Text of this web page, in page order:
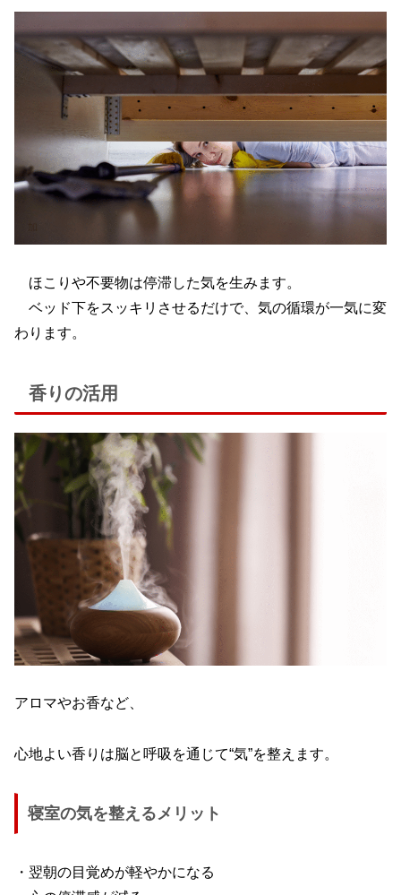
ほこりや不要物は停滞した気を生みます。
ベッド下をスッキリさせるだけで、気の循環が一気に変
わります。
香りの活用
アロマやお香など、
心地よい香りは脳と呼吸を通じて“気”を整えます。
寝室の気を整えるメリット
・翌朝の目覚めが軽やかになる